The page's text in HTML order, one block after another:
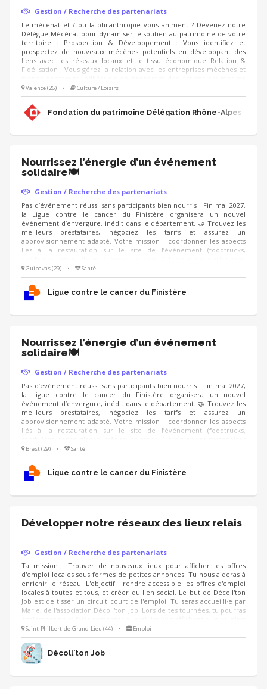
Gestion / Recherche des partenariats
Le mécénat et / ou la philanthropie vous animent ? Devenez notre
Délégué Mécénat pour dynamiser le soutien au patrimoine de votre
territoire : Prospection & Développement : Vous identifiez et
prospectez de nouveaux mécènes potentiels en développant des
liens avec les réseaux locaux et le tissu économique Relation &
Fidélisation : Vous gérez la relation avec les entreprises mécènes et
(visites privées, événements, rencontres, animation du club de
mécènes). Accompagnement de projets : Vous proposez aux
mécènes les projets de sauvegarde du patrimoine à soutenir et
déployez les campagnes d'appels aux dons (IFI, Noël).
Valence (26) • Culture / Loisirs
Fondation du patrimoine Délégation Rhône-Alpes
Nourrissez l’énergie d’un événement
solidaire🍽️
Gestion / Recherche des partenariats
Pas d’événement réussi sans participants bien nourris ! Fin mai 2027,
la Ligue contre le cancer du Finistère organisera un nouvel
événement d’envergure, inédit dans le département. 🤝 Trouvez les
meilleurs prestataires, négociez les tarifs et assurez un
approvisionnement adapté. Votre mission : coordonner les aspects
liés à la restauration sur le site de l’événement (foodtrucks,
pour obtenir des dons en nature, et proposer une offre conviviale,
accessible et équilibrée. On recherche : un·e négociateur·rice
organisé·e, qui aime le contact avec les commerçants et sait gérer les
stocks 📋
Guipavas (29) • Santé
Ligue contre le cancer du Finistère
Nourrissez l’énergie d’un événement
solidaire🍽️
Gestion / Recherche des partenariats
Pas d’événement réussi sans participants bien nourris ! Fin mai 2027,
la Ligue contre le cancer du Finistère organisera un nouvel
événement d’envergure, inédit dans le département. 🤝 Trouvez les
meilleurs prestataires, négociez les tarifs et assurez un
approvisionnement adapté. Votre mission : coordonner les aspects
liés à la restauration sur le site de l’événement (foodtrucks,
pour obtenir des dons en nature, et proposer une offre conviviale,
accessible et équilibrée. On recherche : un·e négociateur·rice
organisé·e, qui aime le contact avec les commerçants et sait gérer les
stocks 📋
Brest (29) • Santé
Ligue contre le cancer du Finistère
Développer notre réseaux des lieux relais
Gestion / Recherche des partenariats
Ta mission : Trouver de nouveaux lieux pour afficher les offres
d'emploi locales sous formes de petites annonces. Tu nous aideras à
enrichir le réseau. L'objectif : rendre accessible les offres d'emploi
locales à toutes et tous, et créer du lien social. Le but de Décoll'ton
Job est de tisser un circuit court de l'emploi. Tu seras accueilli·e par
Marie, de l'association Décoll'ton Job. Lors de tes tournées, tu pourras
pas à jour dans la diffusion des offres d'emploi.
Saint-Philbert-de-Grand-Lieu (44) • Emploi
Décoll'ton Job